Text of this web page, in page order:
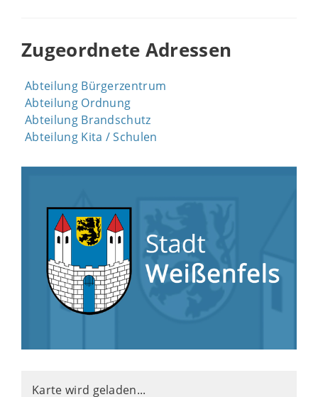
Zugeordnete Adressen
Abteilung Bürgerzentrum
Abteilung Ordnung
Abteilung Brandschutz
Abteilung Kita / Schulen
Karte wird geladen...